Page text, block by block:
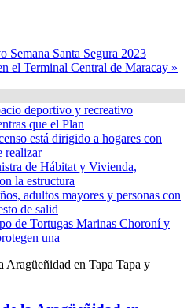
Semana Santa Segura 2023
el Terminal Central de Maracay »
deportivo y recreativo
que el Plan
está dirigido a hogares con
realizar
de Hábitat y Vivienda,
la estructura
adultos mayores y personas con
de salid
de Tortugas Marinas Choroní y
una